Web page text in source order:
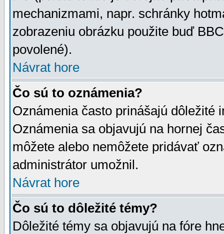
mechanizmami, napr. schránky
zobrazeniu obrázku použite buď
povolené).
Návrat hore
Čo sú to oznámenia?
Oznámenia často prinášajú dôležité
Oznámenia sa objavujú na hornej
môžete alebo nemôžete pridávať
administrátor umožnil.
Návrat hore
Čo sú to dôležité témy?
Dôležité témy sa objavujú na fóre